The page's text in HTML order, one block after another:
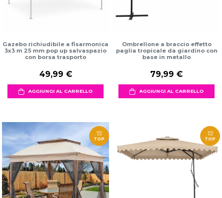
Gazebo richiudibile a fisarmonica
3x3 m 25 mm pop up salvaspazio
con borsa trasporto
49,99 €
AGGIUNGI AL CARRELLO
Ombrellone a braccio effetto
paglia tropicale da giardino con
base in metallo
79,99 €
AGGIUNGI AL CARRELLO
TOP TOP